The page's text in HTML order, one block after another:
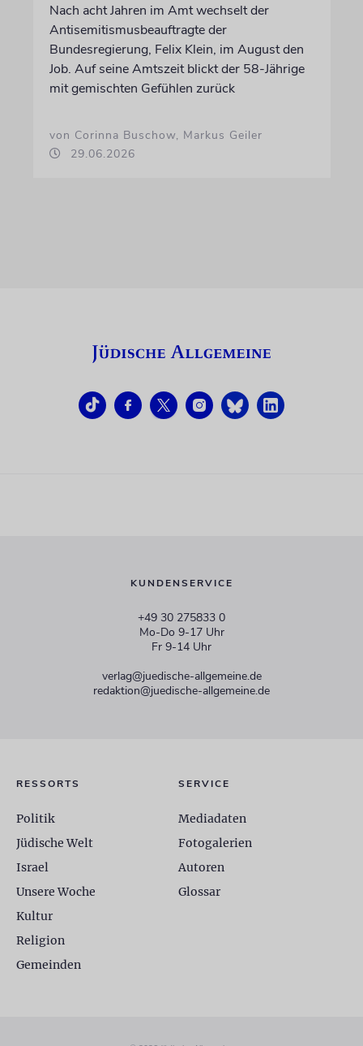
Nach acht Jahren im Amt wechselt der
Antisemitismusbeauftragte der
Bundesregierung, Felix Klein, im August den
Job. Auf seine Amtszeit blickt der 58-Jährige
mit gemischten Gefühlen zurück
von Corinna Buschow, Markus Geiler
29.06.2026
KUNDENSERVICE
+49 30 275833 0
Mo-Do 9-17 Uhr
Fr 9-14 Uhr
verlag@juedische-allgemeine.de
redaktion@juedische-allgemeine.de
RESSORTS
Politik
Jüdische Welt
Israel
Unsere Woche
Kultur
Religion
Gemeinden
SERVICE
Mediadaten
Fotogalerien
Autoren
Glossar